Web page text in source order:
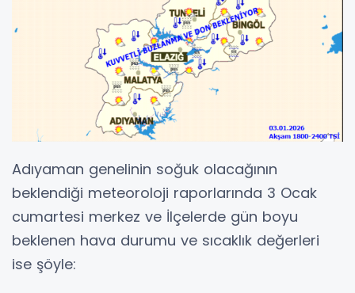
Adıyaman genelinin soğuk olacağının
beklendiği meteoroloji raporlarında 3 Ocak
cumartesi merkez ve İlçelerde gün boyu
beklenen hava durumu ve sıcaklık değerleri
ise şöyle: